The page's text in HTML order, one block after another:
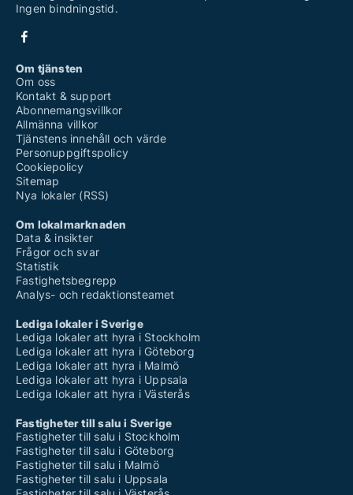
Ingen bindningstid.
Om tjänsten
Om oss
Kontakt & support
Abonnemangsvillkor
Allmänna villkor
Tjänstens innehåll och värde
Personuppgiftspolicy
Cookiepolicy
Sitemap
Nya lokaler (RSS)
Om lokalmarknaden
Data & insikter
Frågor och svar
Statistik
Fastighetsbegrepp
Analys- och redaktionsteamet
Lediga lokaler i Sverige
Lediga lokaler att hyra i Stockholm
Lediga lokaler att hyra i Göteborg
Lediga lokaler att hyra i Malmö
Lediga lokaler att hyra i Uppsala
Lediga lokaler att hyra i Västerås
Fastigheter till salu i Sverige
Fastigheter till salu i Stockholm
Fastigheter till salu i Göteborg
Fastigheter till salu i Malmö
Fastigheter till salu i Uppsala